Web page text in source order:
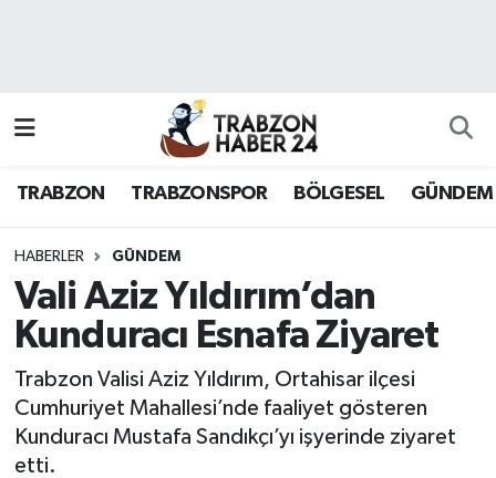
TRABZON TRABZONSPOR BÖLGESEL GÜNDEM
HABERLER GÜNDEM
Vali Aziz Yıldırım’dan
Kunduracı Esnafa Ziyaret
Trabzon Valisi Aziz Yıldırım, Ortahisar ilçesi
Cumhuriyet Mahallesi’nde faaliyet gösteren
Kunduracı Mustafa Sandıkçı’yı işyerinde ziyaret
etti.
Hava Durumu
Namaz Vakitleri
Trafik Durumu
Süper Lig Puan Durumu ve Fikstür
Son Dakika Haberleri